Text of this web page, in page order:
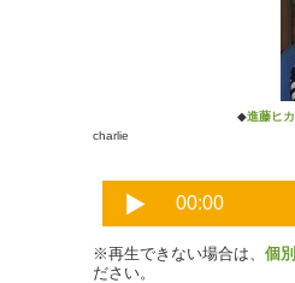
◆進藤ヒ
charlie
※再生できない場合は、 個
ださい。